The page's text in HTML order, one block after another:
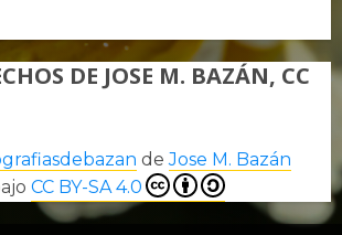
DE JOSE M. BAZÁN, CC
deJose M. Bazán
CC BY-SA 4.0